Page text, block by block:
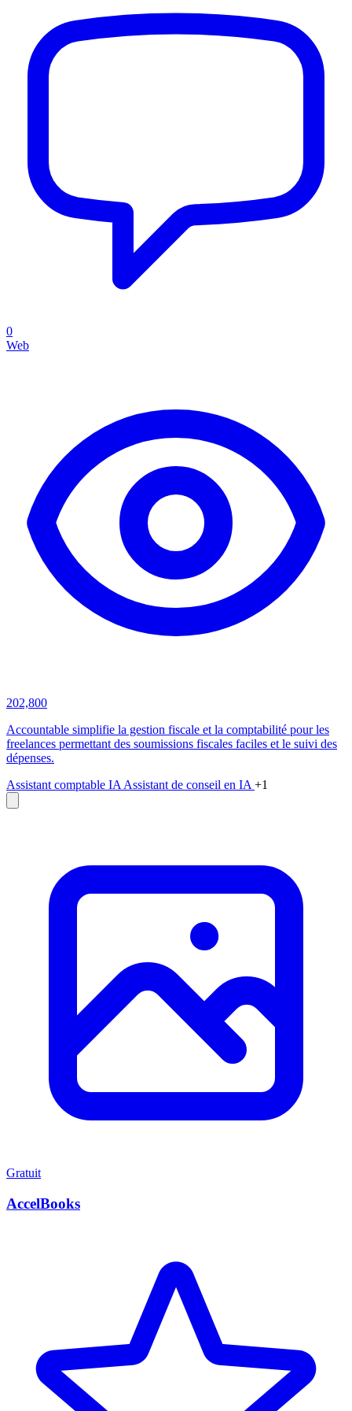
0
Web
202,800
Accountable simplifie la gestion fiscale et la comptabilité pour les
freelances permettant des soumissions fiscales faciles et le suivi des
dépenses.
Assistant comptable IA Assistant de conseil en IA +1
Gratuit
AccelBooks